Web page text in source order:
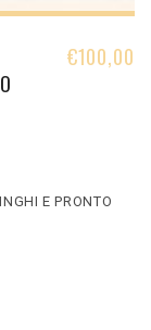
€100,00
E PRONTO